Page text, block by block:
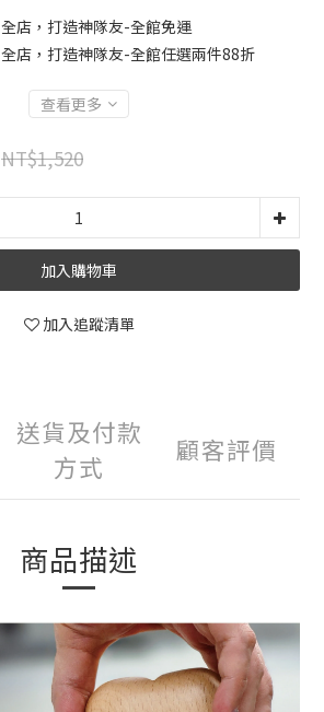
全店，打造神隊友-全館免運
全店，打造神隊友-全館任選兩件88折
查看更多
NT$1,520
加入購物車
加入追蹤清單
送貨及付款
方式
顧客評價
商品描述